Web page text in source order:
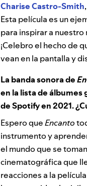
Charise Castro-Smith
Esta película es un
para inspirar a
¡Celebro el hecho de
vean en la pantalla y
La banda sonora de
en la lista de álbumes
de Spotify en 2021.
Espero queEncanto
instrumento y
el mundo que se
cinematográfica que
reacciones a la